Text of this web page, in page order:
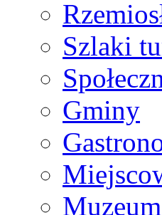
Szlaki
Gminy